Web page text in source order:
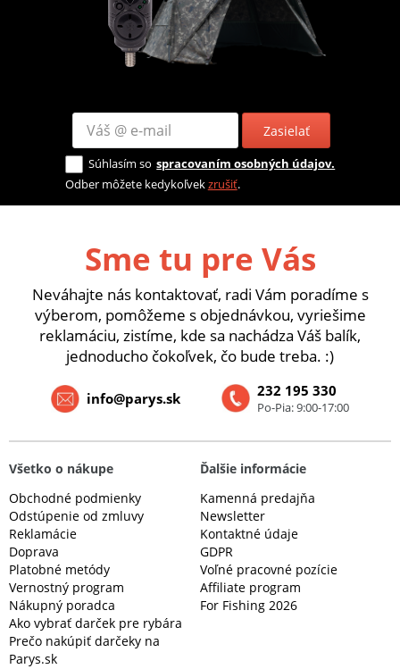
Zasielať
Súhlasím so spracovaním osobných údajov.
Odber môžete kedykoľvekzrušiť.
Sme tu pre Vás
Neváhajte nás kontaktovať, radi Vám poradíme s
výberom, pomôžeme s objednávkou, vyriešime
reklamáciu, zistíme, kde sa nachádza Váš balík,
jednoducho čokoľvek, čo bude treba. :)
232 195 330
Po-Pia: 9:00-17:00
info@parys.sk
Všetko o nákupe
Obchodné podmienky
Odstúpenie od zmluvy
Reklamácie
Doprava
Platobné metódy
Vernostný program
Nákupný poradca
Ako vybrať darček pre rybára
Prečo nakúpiť darčeky na
Parys.sk
Ďalšie informácie
Kamenná predajňa
Newsletter
Kontaktné údaje
GDPR
Voľné pracovné pozície
Affiliate program
For Fishing 2026